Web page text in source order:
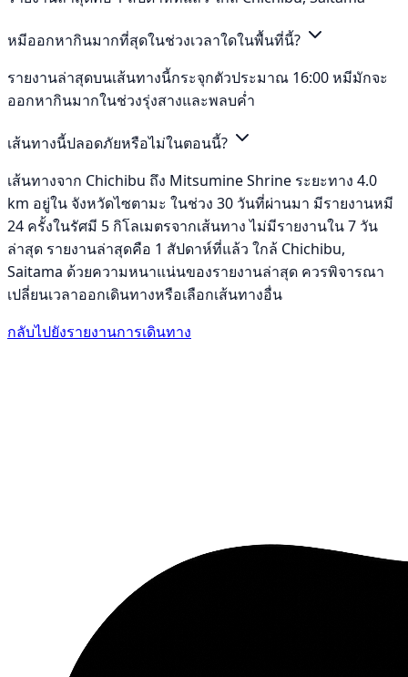
หมีออกหากินมากที่สุดในช่วงเวลาใดในพื้นที่นี้?
รายงานล่าสุดบนเส้นทางนี้กระจุกตัวประมาณ 16:00 หมีมักจะ
ออกหากินมากในช่วงรุ่งสางและพลบค่ำ
เส้นทางนี้ปลอดภัยหรือไม่ในตอนนี้?
เส้นทางจาก Chichibu ถึง Mitsumine Shrine ระยะทาง 4.0
km อยู่ใน จังหวัดไซตามะ ในช่วง 30 วันที่ผ่านมา มีรายงานหมี
24 ครั้งในรัศมี 5 กิโลเมตรจากเส้นทาง ไม่มีรายงานใน 7 วัน
ล่าสุด รายงานล่าสุดคือ 1 สัปดาห์ที่แล้ว ใกล้ Chichibu,
Saitama ด้วยความหนาแน่นของรายงานล่าสุด ควรพิจารณา
เปลี่ยนเวลาออกเดินทางหรือเลือกเส้นทางอื่น
กลับไปยังรายงานการเดินทาง